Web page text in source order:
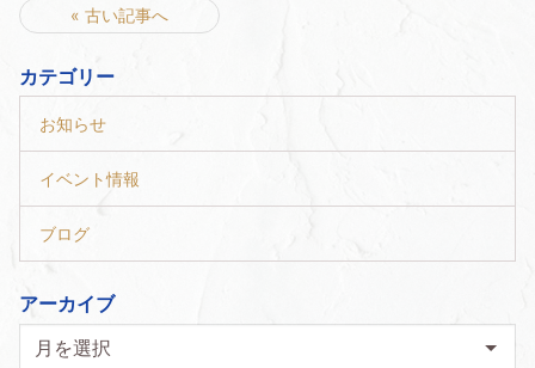
« 古い記事へ
カテゴリー
お知らせ
イベント情報
ブログ
アーカイブ